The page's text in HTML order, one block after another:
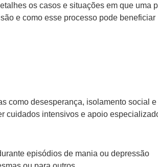
os casos e situações em que uma
e como esse processo pode beneficiar
como desesperança, isolamento social e
cuidados intensivos e apoio
episódios de mania ou depressão